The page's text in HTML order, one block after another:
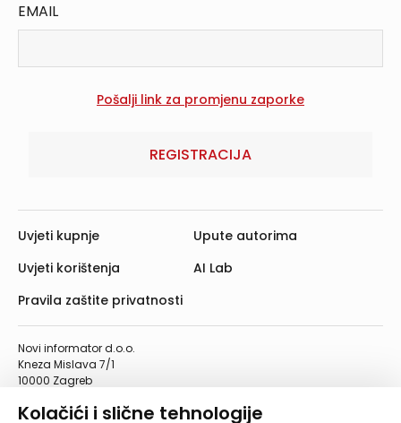
Kolačići i slične tehnologije
EMAIL
REGISTRACIJA
Novi informator d.o.o.
Kneza Mislava 7/1
10000 Zagreb
Telefaks: 01/4612-553
Uvjeti kupnje
Uvjeti korištenja
Pravila zaštite privatnosti
Upute autorima
AI Lab